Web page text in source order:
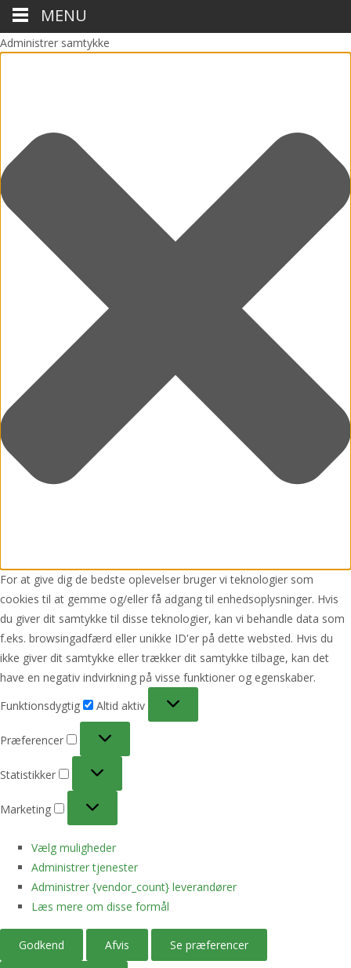
Administrer samtykke
For at give dig de bedste oplevelser bruger vi teknologier som
cookies til at gemme og/eller få adgang til enhedsoplysninger. Hvis
du giver dit samtykke til disse teknologier, kan vi behandle data som
f.eks. browsingadfærd eller unikke ID'er på dette websted. Hvis du
ikke giver dit samtykke eller trækker dit samtykke tilbage, kan det
have en negativ indvirkning på visse funktioner og egenskaber.
Funktionsdygtig
Altid aktiv
Præferencer
Statistikker
Marketing
Vælg muligheder
Administrer tjenester
Administrer {vendor_count} leverandører
Læs mere om disse formål
Godkend Afvis Se præferencer
MENU